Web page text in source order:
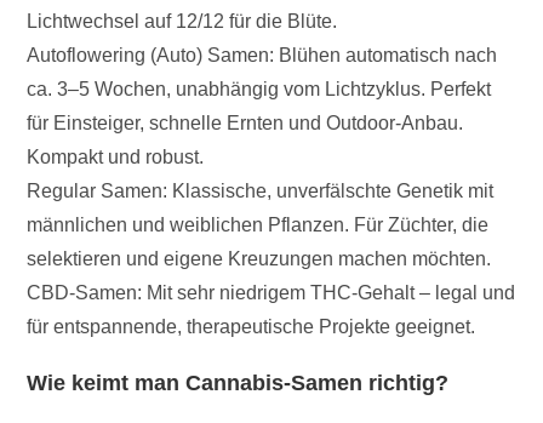
Lichtwechsel auf 12/12 für die Blüte.
Autoflowering (Auto) Samen: Blühen automatisch nach
ca. 3–5 Wochen, unabhängig vom Lichtzyklus. Perfekt
für Einsteiger, schnelle Ernten und Outdoor-Anbau.
Kompakt und robust.
Regular Samen: Klassische, unverfälschte Genetik mit
männlichen und weiblichen Pflanzen. Für Züchter, die
selektieren und eigene Kreuzungen machen möchten.
CBD-Samen: Mit sehr niedrigem THC-Gehalt – legal und
für entspannende, therapeutische Projekte geeignet.
Wie keimt man Cannabis-Samen richtig?